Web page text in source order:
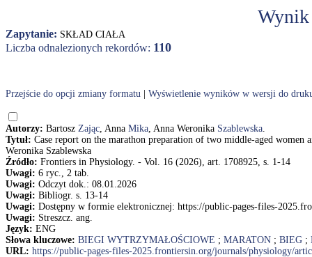
Zapytanie: SKŁAD CIAŁA
Liczba odnalezionych rekordów: 110
Przejście do opcji zmiany formatu Wyświetlenie wyników w wersji do
Autorzy: Bartosz Zając, Anna Mika, Anna Weronika Szablewska.
Tytuł: Case report on the marathon preparation of two middle-aged
Weronika Szablewska
Źródło: Frontiers in Physiology. - Vol. 16 (2026), art. 1708925, s. 1-14
Uwagi: 6 ryc., 2 tab.
Uwagi: Odczyt dok.: 08.01.2026
Uwagi: Bibliogr. s. 13-14
Uwagi: Dostępny w formie elektronicznej: https://public-pages-files-
Uwagi: Streszcz. ang.
Język: ENG
Słowa kluczowe: BIEGI WYTRZYMAŁOŚCIOWE ; MARATON ; BIEG ;
URL: https://public-pages-files-2025.frontiersin.org/journals/physiology/